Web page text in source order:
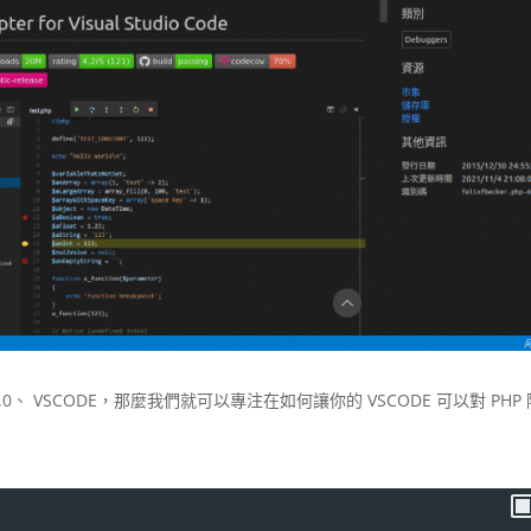
VSCODE，那麼我們就可以專注在如何讓你的 VSCODE 可以對 PHP